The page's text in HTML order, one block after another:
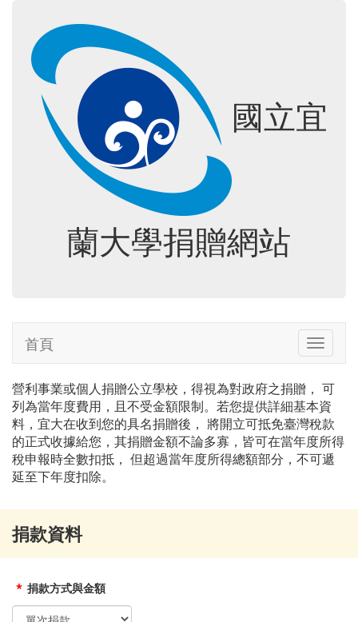
國立宜
蘭大學捐贈網站
Toggle
首頁
營利事業或個人捐贈公立學校，得視為對政府之捐贈， 可
列為當年度費用，且不受金額限制。若您提供詳細基本資
料，宜大在收到您的具名捐贈後， 將開立可抵免臺灣稅款
的正式收據給您，其捐贈金額不論多寡，皆可在當年度所得
稅申報時全數扣抵， 但超過當年度所得總額部分，不可遞
延至下年度扣除。
捐款資料
* 捐款方式與金額